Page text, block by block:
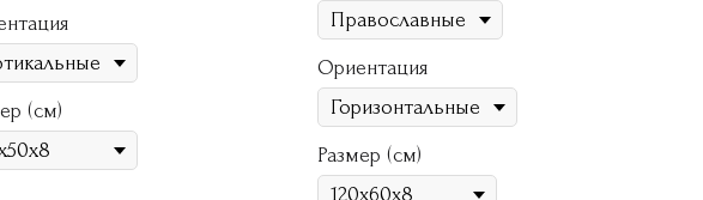
(см)
Ориентация
Размер (см)